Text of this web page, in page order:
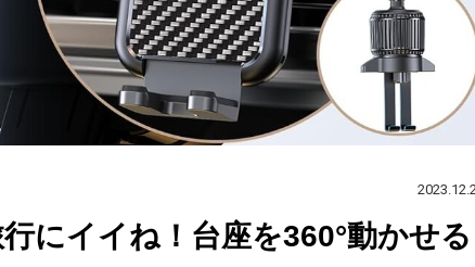
にイイね！台座を360°動かせる